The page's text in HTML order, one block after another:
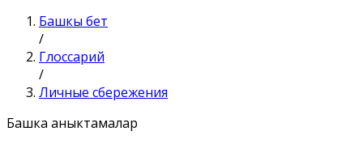
Башкы бет
/
Глоссарий
/
Личные сбережения
Башка аныктамалар